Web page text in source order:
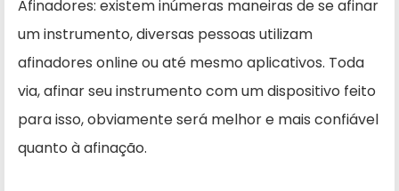
Afinadores: existem inúmeras maneiras de se afinar
um instrumento, diversas pessoas utilizam
afinadores online ou até mesmo aplicativos. Toda
via, afinar seu instrumento com um dispositivo feito
para isso, obviamente será melhor e mais confiável
quanto à afinação.